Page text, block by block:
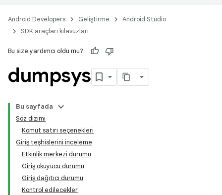
Android Developers Geliştirme
Android Studio
SDK araçları kılavuzları
Bu size yardımcı oldu mu?
dumpsys
Bu sayfada
Söz dizimi
Komut satırı seçenekleri
Giriş teşhislerini inceleme
Etkinlik merkezi durumu
Giriş okuyucu durumu
Giriş dağıtıcı durumu
Kontrol edilecekler